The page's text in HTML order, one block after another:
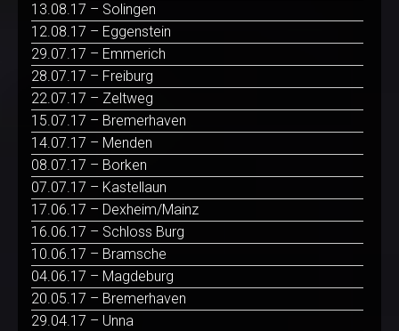
13.08.17 – Solingen
12.08.17 – Eggenstein
29.07.17 – Emmerich
28.07.17 – Freiburg
22.07.17 – Zeltweg
15.07.17 – Bremerhaven
14.07.17 – Menden
08.07.17 – Borken
07.07.17 – Kastellaun
17.06.17 – Dexheim/Mainz
16.06.17 – Schloss Burg
10.06.17 – Bramsche
04.06.17 – Magdeburg
20.05.17 – Bremerhaven
29.04.17 – Unna